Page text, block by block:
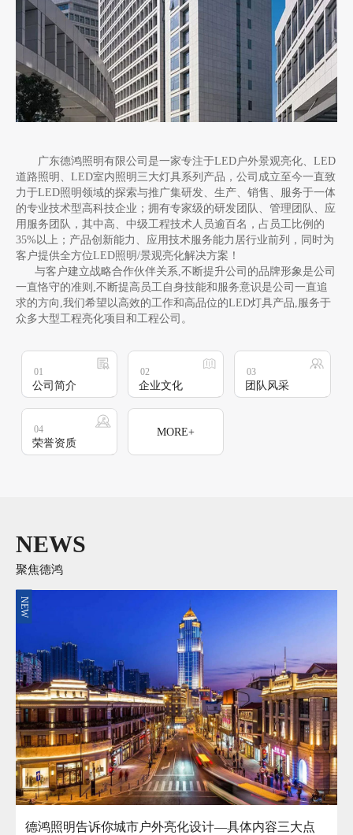
广东德鸿照明有限公司是一家专注于LED户外景观亮化、LED
道路照明、LED室内照明三大灯具系列产品，公司成立至今一直致
力于LED照明领域的探索与推广集研发、生产、销售、服务于一体
的专业技术型高科技企业；拥有专家级的研发团队、管理团队、应
用服务团队，其中高、中级工程技术人员逾百名，占员工比例的
35%以上；产品创新能力、应用技术服务能力居行业前列，同时为
客户提供全方位LED照明/景观亮化解决方案！
与客户建立战略合作伙伴关系,不断提升公司的品牌形象是公司
一直恪守的准则,不断提高员工自身技能和服务意识是公司一直追
求的方向,我们希望以高效的工作和高品位的LED灯具产品,服务于
众多大型工程亮化项目和工程公司。
01
公司简介
02
企业文化
03
团队风采
04
荣誉资质
MORE+
NEWS
聚焦德鸿
NEW
德鸿照明告诉你城市户外亮化设计—具体内容三大点